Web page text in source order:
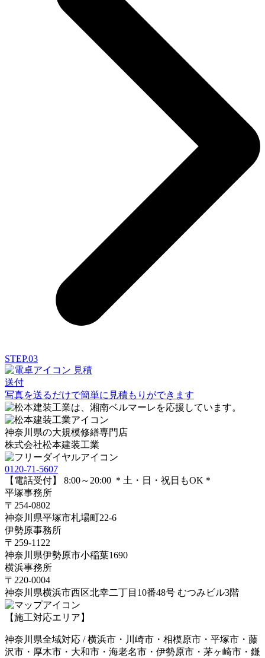
STEP.03
見積
送付
写真を送るだけで簡単に見積もりができます
神奈川県の大規模修繕専門店
株式会社松本建装工業
0120-71-5607
【電話受付】 8:00～20:00 ＊土・日・祝日もOK＊
平塚事務所
〒254-0802
神奈川県平塚市札場町22-6
伊勢原事務所
〒259-1122
神奈川県伊勢原市⼩稲葉1690
横浜事務所
〒220-0004
神奈川県横浜市西区北幸二丁目10番48号 むつみビル3階
【施工対応エリア】
神奈川県全域対応 / 横浜市・川崎市・相模原市・平塚市・藤
沢市・厚木市・大和市・海老名市・伊勢原市・茅ヶ崎市・鎌